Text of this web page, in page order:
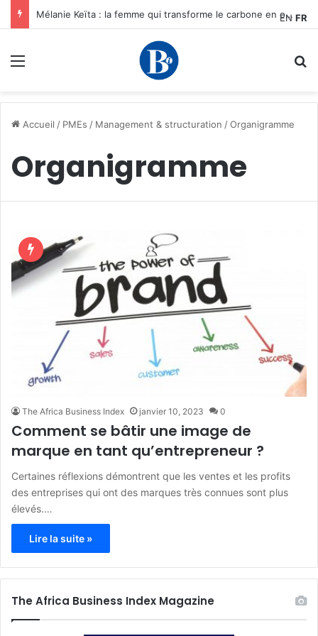
Mélanie Keïta : la femme qui transforme le carbone en opportunités pour les entrepreneurs africains
Accueil / PMEs / Management & structuration /Organigramme
Organigramme
The Africa Business Index janvier 10, 2023 0
Comment se bâtir une image de
marque en tant qu’entrepreneur ?
Certaines réflexions démontrent que les ventes et les profits
des entreprises qui ont des marques très connues sont plus
élevés.…
Lire la suite »
The Africa Business Index Magazine
EN FR